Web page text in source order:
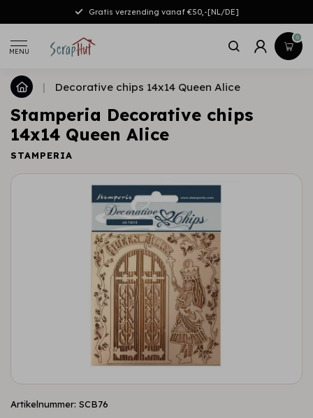
Gratis verzending vanaf €50,-[NL/DE]
MENU
0
| Decorative chips 14x14 Queen Alice
Stamperia Decorative chips
14x14 Queen Alice
STAMPERIA
Artikelnummer: SCB76